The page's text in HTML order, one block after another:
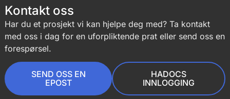
Kontakt oss
Har du et prosjekt vi kan hjelpe deg med? Ta kontakt
med oss i dag for en uforpliktende prat eller send oss en
forespørsel.
SEND OSS EN
EPOST
HADOCS
INNLOGGING